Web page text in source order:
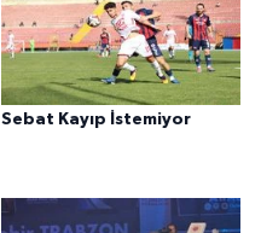
Sebat Kayıp İstemiyor